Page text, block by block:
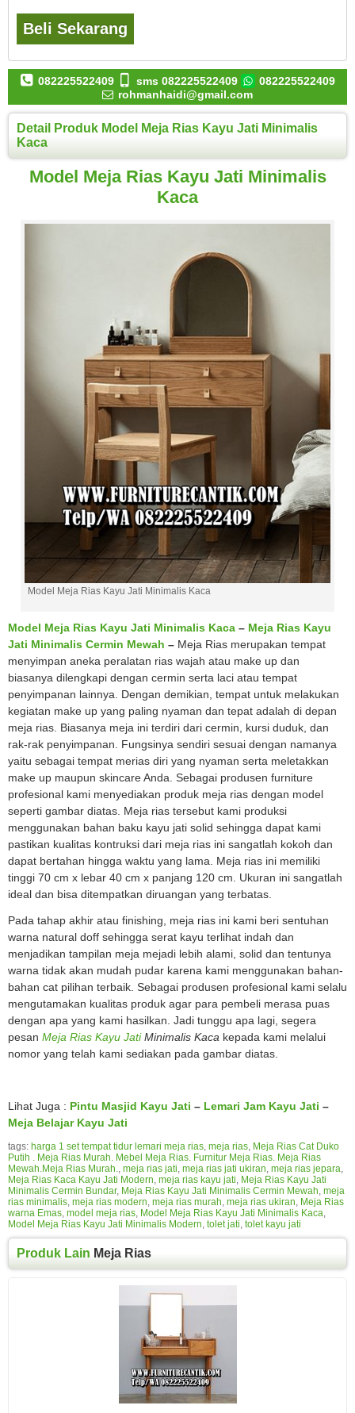
Beli Sekarang
082225522409 sms 082225522409
082225522409
rohmanhaidi@gmail.com
Detail Produk Model Meja Rias Kayu Jati Minimalis
Kaca
Model Meja Rias Kayu Jati Minimalis
Kaca
Model Meja Rias Kayu Jati Minimalis Kaca
Model Meja Rias Kayu Jati Minimalis Kaca – Meja Rias Kayu
Jati Minimalis Cermin Mewah – Meja Rias merupakan tempat
menyimpan aneka peralatan rias wajah atau make up dan
biasanya dilengkapi dengan cermin serta laci atau tempat
penyimpanan lainnya. Dengan demikian, tempat untuk melakukan
kegiatan make up yang paling nyaman dan tepat adalah di depan
meja rias. Biasanya meja ini terdiri dari cermin, kursi duduk, dan
rak-rak penyimpanan. Fungsinya sendiri sesuai dengan namanya
yaitu sebagai tempat merias diri yang nyaman serta meletakkan
make up maupun skincare Anda. Sebagai produsen furniture
profesional kami menyediakan produk meja rias dengan model
seperti gambar diatas. Meja rias tersebut kami produksi
menggunakan bahan baku kayu jati solid sehingga dapat kami
pastikan kualitas kontruksi dari meja rias ini sangatlah kokoh dan
dapat bertahan hingga waktu yang lama. Meja rias ini memiliki
tinggi 70 cm x lebar 40 cm x panjang 120 cm. Ukuran ini sangatlah
ideal dan bisa ditempatkan diruangan yang terbatas.
Pada tahap akhir atau finishing, meja rias ini kami beri sentuhan
warna natural doff sehingga serat kayu terlihat indah dan
menjadikan tampilan meja mejadi lebih alami, solid dan tentunya
warna tidak akan mudah pudar karena kami menggunakan bahan-
bahan cat pilihan terbaik. Sebagai produsen profesional kami selalu
mengutamakan kualitas produk agar para pembeli merasa puas
dengan apa yang kami hasilkan. Jadi tunggu apa lagi, segera
pesan Meja Rias Kayu JatiMinimalis Kaca kepada kami melalui
nomor yang telah kami sediakan pada gambar diatas.
Lihat Juga : Pintu Masjid Kayu Jati – Lemari Jam Kayu Jati –
Meja Belajar Kayu Jati
tags: harga 1 set tempat tidur lemari meja rias, meja rias, Meja Rias Cat Duko
Putih . Meja Rias Murah. Mebel Meja Rias. Furnitur Meja Rias. Meja Rias
Mewah.Meja Rias Murah., meja rias jati, meja rias jati ukiran, meja rias jepara,
Meja Rias Kaca Kayu Jati Modern, meja rias kayu jati, Meja Rias Kayu Jati
Minimalis Cermin Bundar, Meja Rias Kayu Jati Minimalis Cermin Mewah, meja
rias minimalis, meja rias modern, meja rias murah, meja rias ukiran, Meja Rias
warna Emas, model meja rias, Model Meja Rias Kayu Jati Minimalis Kaca,
Model Meja Rias Kayu Jati Minimalis Modern, tolet jati, tolet kayu jati
Produk Lain Meja Rias